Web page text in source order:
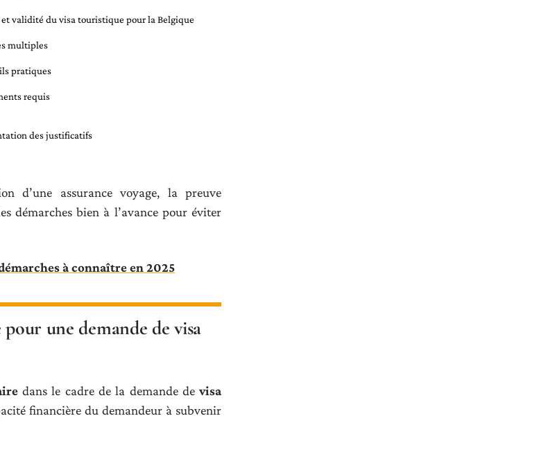
et validité du visa touristique pour la Belgique
multiples
pratiques
requis
des justificatifs
d’une assurance voyage, la preuve
démarches bien à l’avance pour éviter
à connaître en 2025
une demande de visa
dans le cadre de la demande devisa
financière du demandeur à subvenir